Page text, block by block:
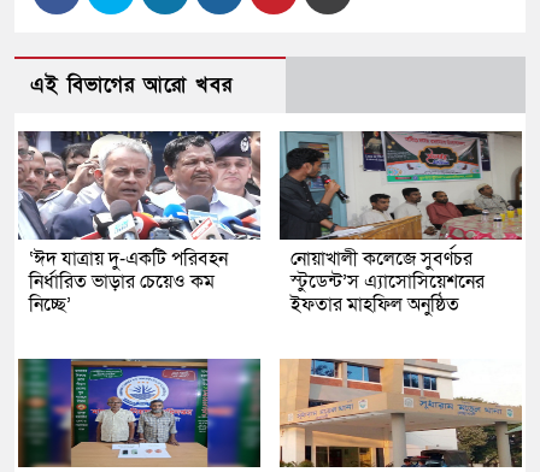
এই বিভাগের আরো খবর
‘ঈদ যাত্রায় দু-একটি পরিবহন
নির্ধারিত ভাড়ার চেয়েও কম
নিচ্ছে’
নোয়াখালী কলেজে সুবর্ণচর
স্টুডেন্ট’স এ্যাসোসিয়েশনের
ইফতার মাহফিল অনুষ্ঠিত